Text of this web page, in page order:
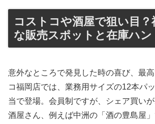
コストコや酒屋で狙い目？
な販売スポットと在庫ハン
意外なところで発見した時の喜び、最
コ福岡店では、業務用サイズの12本パ
当で登場。会員制ですが、シェア買い
酒屋さん、例えば中洲の「酒の豊島屋